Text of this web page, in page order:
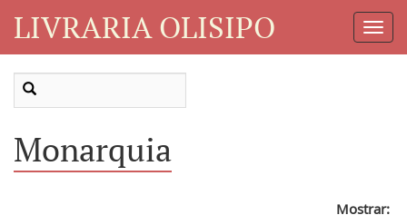
LIVRARIA OLISIPO
Monarquia
Mostrar: